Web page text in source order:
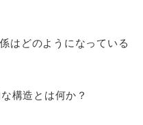
はどのようになっている
構造とは何か？